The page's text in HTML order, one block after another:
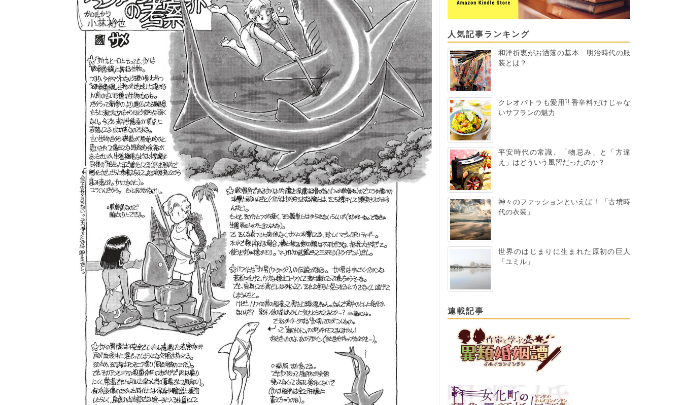
人気記事ランキング
和洋折衷がお洒落の基本 明治時代の服
装とは？
クレオパトラも愛用?! 香辛料だけじゃな
いサフランの魅力
平安時代の常識、「物忌み」と「方違
え」はどういう風習だったのか？
神々のファッションといえば！ 「古墳時
代の衣装」
世界のはじまりに生まれた原初の巨人
「ユミル」
連載記事